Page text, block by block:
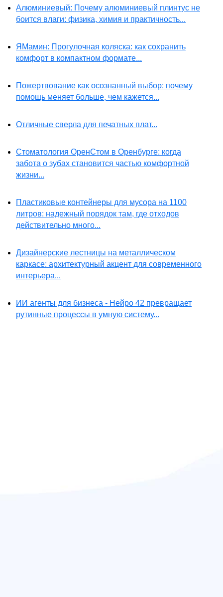
Алюминиевый: Почему алюминиевый плинтус не
боится влаги: физика, химия и практичность...
ЯМамин: Прогулочная коляска: как сохранить
комфорт в компактном формате...
Пожертвование как осознанный выбор: почему
помощь меняет больше, чем кажется...
Отличные сверла для печатных плат...
Стоматология ОренСтом в Оренбурге: когда
забота о зубах становится частью комфортной
жизни...
Пластиковые контейнеры для мусора на 1100
литров: надежный порядок там, где отходов
действительно много...
Дизайнерские лестницы на металлическом
каркасе: архитектурный акцент для современного
интерьера...
ИИ агенты для бизнеса - Нейро 42 превращает
рутинные процессы в умную систему...